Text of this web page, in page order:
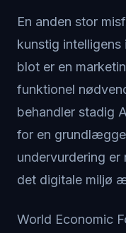
En anden stor
kunstig
blot er en
funktionel
behandler stadig
for en
undervurdering
det digitale miljø
World Economic